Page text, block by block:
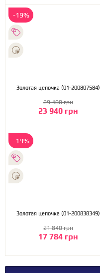
-19%
Золотая цепочка (01-200807584)
23 940 грн
29 400 грн
-19%
Золотая цепочка (01-200838349)
17 784 грн
21 840 грн